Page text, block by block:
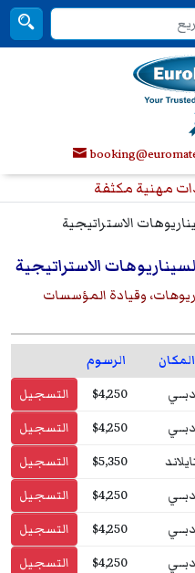
مهنية مكثفة
الاستراتيجية
وقيادة المؤسسات
المكان
الرسوم
دبــي $4,250
التسجيل
دبــي $4,250
التسجيل
$5,350
التسجيل
دبــي $4,250
التسجيل
دبــي $4,250
التسجيل
دبــي $4,250
التسجيل